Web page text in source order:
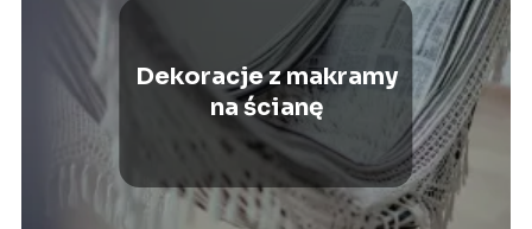
Dekoracje z makramy
na ścianę